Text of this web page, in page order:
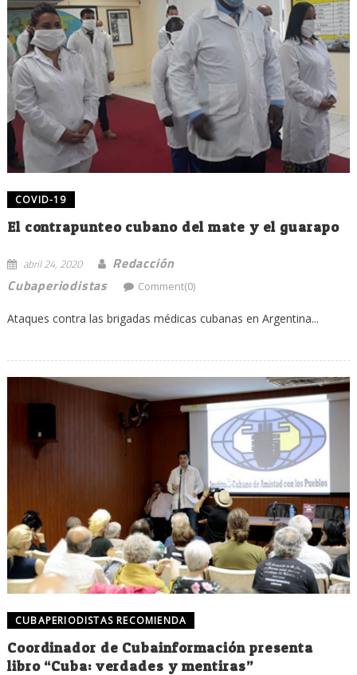
COVID-19
El contrapunteo cubano del mate y el guarapo
abril 24, 2020
Redacción
Cubaperiodistas
Comment(0)
Ataques contra las brigadas médicas cubanas en Argentina...
CUBAPERIODISTAS RECOMIENDA
Coordinador de Cubainformación presenta
libro “Cuba: verdades y mentiras”